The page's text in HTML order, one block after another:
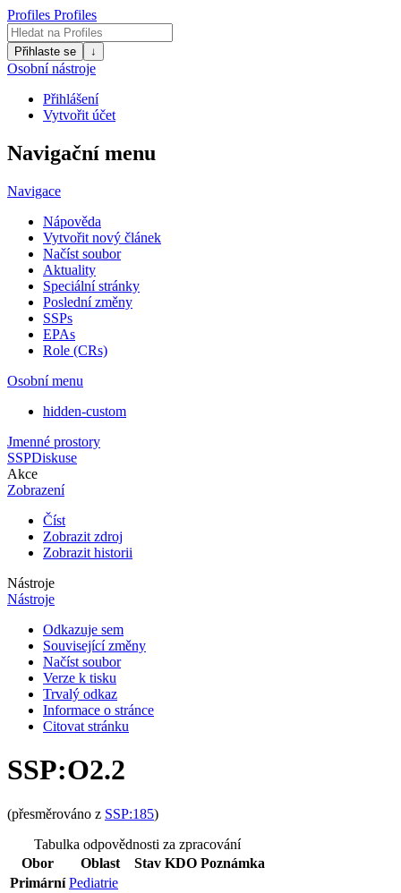
Profiles Profiles
Přihlaste se ↓
Osobní nástroje
Přihlášení
Vytvořit účet
Navigační menu
Navigace
Nápověda
Vytvořit nový článek
Načíst soubor
Aktuality
Speciální stránky
Poslední změny
SSPs
EPAs
Role (CRs)
Osobní menu
hidden-custom
Jmenné prostory
SSPDiskuse
Akce
Zobrazení
Číst
Zobrazit zdroj
Zobrazit historii
Nástroje
Nástroje
Odkazuje sem
Související změny
Načíst soubor
Verze k tisku
Trvalý odkaz
Informace o stránce
Citovat stránku
SSP:O2.2
(přesměrováno z SSP:185)
Tabulka odpovědnosti za zpracování
Obor
Oblast Stav KDO Poznámka
Primární Pediatrie